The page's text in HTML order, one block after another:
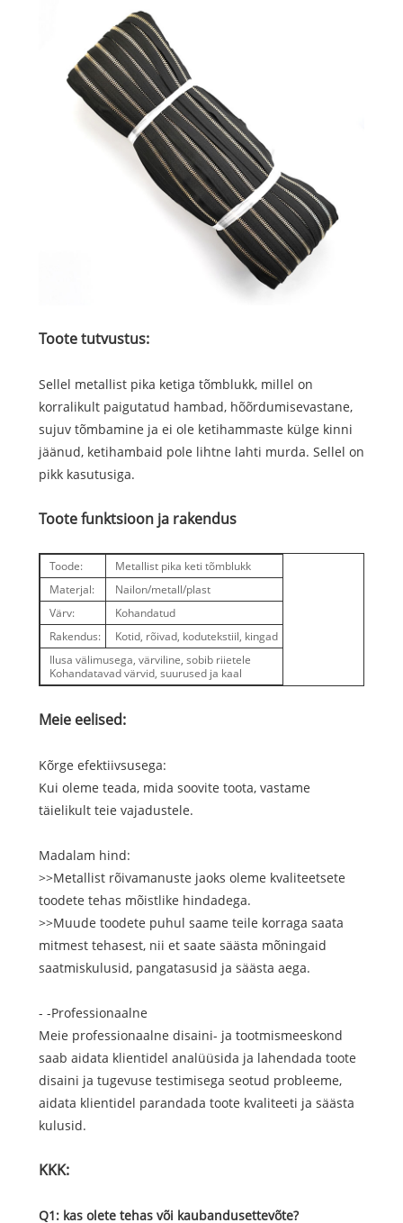
Toote tutvustus:
Sellel metallist pika ketiga tõmblukk, millel on
korralikult paigutatud hambad, hõõrdumisevastane,
sujuv tõmbamine ja ei ole ketihammaste külge kinni
jäänud, ketihambaid pole lihtne lahti murda. Sellel on
pikk kasutusiga.
Toote funktsioon ja rakendus
Toode:
Metallist pika keti tõmblukk
Materjal:
Nailon/metall/plast
Värv:
Kohandatud
Rakendus:
Kotid, rõivad, kodutekstiil, kingad
Ilusa välimusega, värviline, sobib riietele
Kohandatavad värvid, suurused ja kaal
Meie eelised:
Kõrge efektiivsusega:
Kui oleme teada, mida soovite toota, vastame
täielikult teie vajadustele.
Madalam hind:
>>Metallist rõivamanuste jaoks oleme kvaliteetsete
toodete tehas mõistlike hindadega.
>>Muude toodete puhul saame teile korraga saata
mitmest tehasest, nii et saate säästa mõningaid
saatmiskulusid, pangatasusid ja säästa aega.
- -Professionaalne
Meie professionaalne disaini- ja tootmismeeskond
saab aidata klientidel analüüsida ja lahendada toote
disaini ja tugevuse testimisega seotud probleeme,
aidata klientidel parandada toote kvaliteeti ja säästa
kulusid.
KKK:
Q1: kas olete tehas või kaubandusettevõte?